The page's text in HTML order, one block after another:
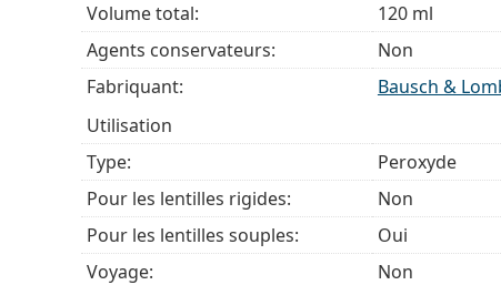
Volume total:
120 ml
Agents conservateurs:
Non
Fabriquant:
Bausch &
Utilisation
Type:
Peroxyde
Pour les lentilles rigides:
Non
Pour les lentilles souples:
Oui
Voyage:
Non